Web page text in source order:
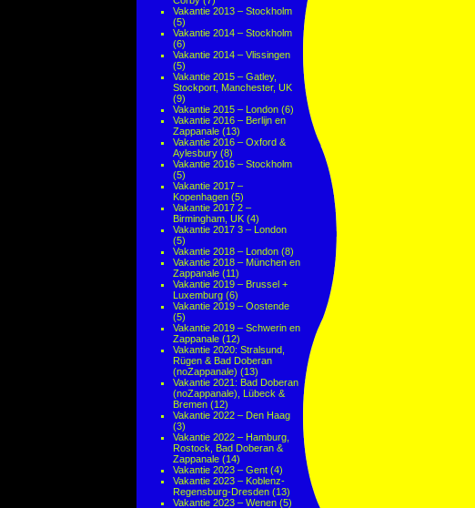
Vakantie 2013 – Stockholm
(5)
Vakantie 2014 – Stockholm
(6)
Vakantie 2014 – Vlissingen
(5)
Vakantie 2015 – Gatley,
Stockport, Manchester, UK
(9)
Vakantie 2015 – London (6)
Vakantie 2016 – Berlijn en
Zappanale (13)
Vakantie 2016 – Oxford &
Aylesbury (8)
Vakantie 2016 – Stockholm
(5)
Vakantie 2017 –
Kopenhagen (5)
Vakantie 2017 2 –
Birmingham, UK (4)
Vakantie 2017 3 – London
(5)
Vakantie 2018 – London (8)
Vakantie 2018 – München en
Zappanale (11)
Vakantie 2019 – Brussel +
Luxemburg (6)
Vakantie 2019 – Oostende
(5)
Vakantie 2019 – Schwerin en
Zappanale (12)
Vakantie 2020: Stralsund,
Rügen & Bad Doberan
(noZappanale) (13)
Vakantie 2021: Bad Doberan
(noZappanale), Lübeck &
Bremen (12)
Vakantie 2022 – Den Haag
(3)
Vakantie 2022 – Hamburg,
Rostock, Bad Doberan &
Zappanale (14)
Vakantie 2023 – Gent (4)
Vakantie 2023 – Koblenz-
Regensburg-Dresden (13)
Vakantie 2023 – Wenen (5)